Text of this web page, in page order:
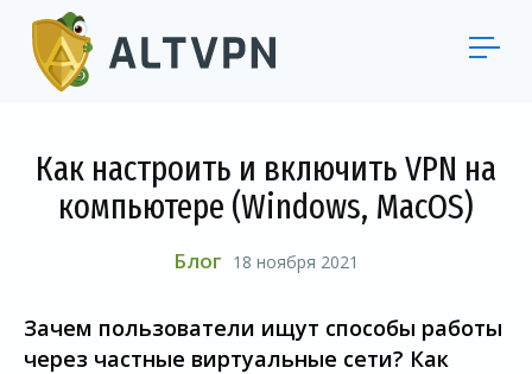
Как настроить и включить VPN на
компьютере (Windows, MacOS)
Блог 18 ноября 2021
Зачем пользователи ищут способы работы
через частные виртуальные сети? Как